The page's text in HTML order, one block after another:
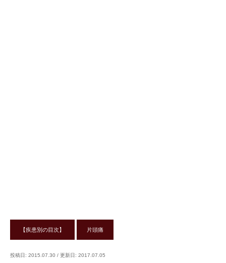
【疾患別の目次】 片頭痛
投稿日: 2015.07.30 / 更新日: 2017.07.05